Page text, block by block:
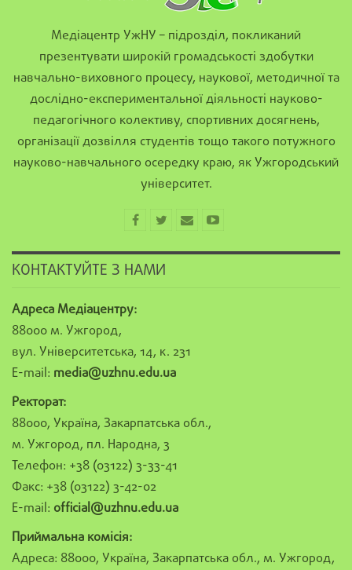
Медіацентр УжНУ – підрозділ, покликаний
презентувати широкій громадськості здобутки
навчально-виховного процесу, наукової, методичної та
дослідно-експериментальної діяльності науково-
педагогічного колективу, спортивних досягнень,
організації дозвілля студентів тощо такого потужного
науково-навчального осередку краю, як Ужгородський
університет.
КОНТАКТУЙТЕ З НАМИ
Адреса Медіацентру:
88000 м. Ужгород,
вул. Університетська, 14, к. 231
E-mail: media@uzhnu.edu.ua
Ректорат:
88000, Україна, Закарпатська обл.,
м. Ужгород, пл. Народна, 3
Телефон: +38 (03122) 3-33-41
Факс: +38 (03122) 3-42-02
E-mail: official@uzhnu.edu.ua
Приймальна комісія:
Адреса: 88000, Україна, Закарпатська обл., м. Ужгород,